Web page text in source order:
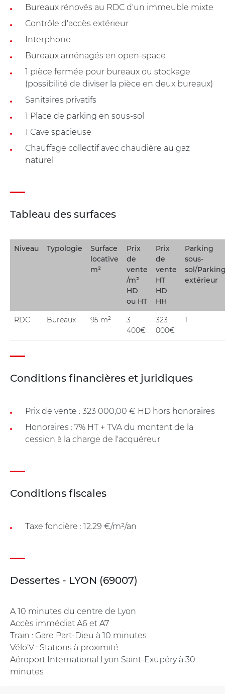
Bureaux rénovés au RDC d'un immeuble mixte
Contrôle d'accès extérieur
Interphone
Bureaux aménagés en open-space
1 pièce fermée pour bureaux ou stockage
(possibilité de diviser la pièce en deux bureaux)
Sanitaires privatifs
1 Place de parking en sous-sol
1 Cave spacieuse
Chauffage collectif avec chaudière au gaz
naturel
Tableau des surfaces
Niveau Typologie
Surface
locative
m²
Prix
de
vente
/m²
HD
ou HT
Prix
de
vente
HT
HD
HH
Parking
sous-
sol/
extérieur
RDC Bureaux 95 m²
3
400€
323
000€
1
Conditions financières et juridiques
Prix de vente : 323 000,00 € HD hors honoraires
Honoraires : 7% HT + TVA du montant de la
cession à la charge de l'acquéreur
Conditions fiscales
Taxe foncière : 12.29 €/m²/an
Dessertes - LYON (69007)
A 10 minutes du centre de Lyon
Accès immédiat A6 et A7
Train : Gare Part-Dieu à 10 minutes
Vélo'V : Stations à proximité
Aéroport International Lyon Saint-Exupéry à 30
minutes